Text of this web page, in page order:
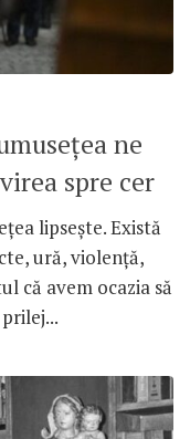
ne
spre cer
lipsește. Există
ură, violență,
că avem ocazia să